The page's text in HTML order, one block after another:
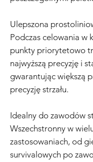
Ulepszona
Podczas celowania w
punkty priorytetowo
najwyższą precyzję i
gwarantując większą
precyzję strzału.
Idealny do zawodów
Wszechstronny w
zastosowaniach, od
survivalowych po